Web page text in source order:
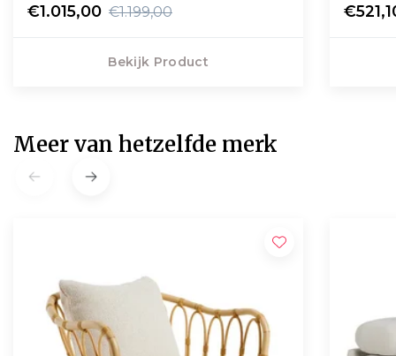
€1.015,00 €1.199,00
Bekijk Product
Meer van hetzelfde merk